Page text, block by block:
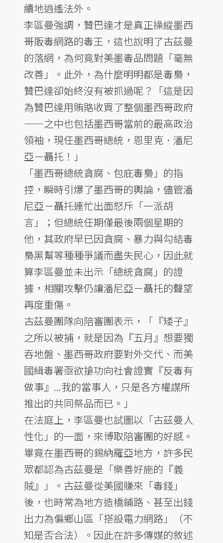
續地逍遙法外。
李區曼強調，贊巴達才是真正操縱墨西
哥販毒網路的毒王，這也說明了古茲曼
的落網，為何竟對美墨毒品問題「毫無
改善」。此外，為什麼明明都是毒梟，
贊巴達卻始終沒有被抓過呢？「這是因
為贊巴達用賄賂收買了整個墨西哥政府
——之中也包括墨西哥當前的最高政治
領袖，現任墨西哥總統，恩里克．潘尼
亞－聶托！」
「墨西哥總統貪腐、包庇毒梟」的指
控，瞬時引爆了墨西哥的輿論，儘管潘
尼亞－聶托連忙出面怒斥「一派胡
言」；但總統任期僅最後兩個星期的
他，其政府早已因貪腐、暴力與勾結毒
梟黑幫等種種爭議而盡失民心，因此就
算李區曼並未出示「總統貪腐」的證
據，相關攻擊仍讓潘尼亞－聶托的聲望
再度重傷。
古茲曼團隊向陪審團表示，「『矮子』
之所以被捕，就是因為『五月』想要獨
吞地盤、墨西哥政府要對外交代、而美
國緝毒署亟欲搶功向社會證實『反毒有
做事』...我的當事人，只是各方權謀所
推出的共同祭品而已。」
在法庭上，李區曼也試圖以「古茲曼人
性化」的一面，來博取陪審團的好感。
畢竟在墨西哥的錫納羅亞地方，許多民
眾都認為古茲曼是「樂善好施的『義
賊』」。古茲曼從美國賺來「毒錢」
後，也時常為地方造橋鋪路、甚至出錢
出力為偏鄉山區「搭設電力網路」（不
知是否合法）。因此在許多傳媒的敘述